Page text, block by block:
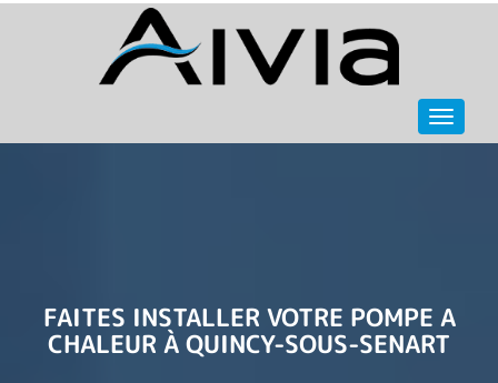
FAITES INSTALLER VOTRE POMPE A
CHALEUR À QUINCY-SOUS-SENART